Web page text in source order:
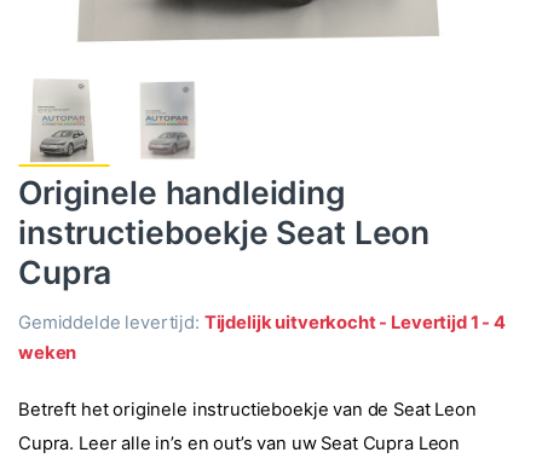
Originele handleiding
instructieboekje Seat Leon
Cupra
Gemiddelde levertijd: Tijdelijk uitverkocht - Levertijd 1 - 4
weken
Betreft het originele instructieboekje van de Seat Leon
Cupra. Leer alle in’s en out’s van uw Seat Cupra Leon